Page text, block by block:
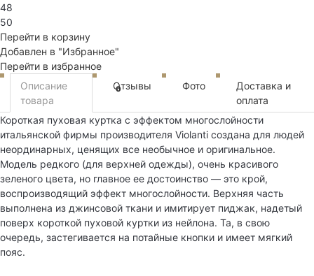
48
50
Перейти в корзину
Добавлен в "Избранное"
Перейти в избранное
Описание
товара
Отзывы
0 Фото
Доставка и
оплата
Короткая пуховая куртка с эффектом многослойности
итальянской фирмы производителя Violanti создана для людей
неординарных, ценящих все необычное и оригинальное.
Модель редкого (для верхней одежды), очень красивого
зеленого цвета, но главное ее достоинство — это крой,
воспроизводящий эффект многослойности. Верхняя часть
выполнена из джинсовой ткани и имитирует пиджак, надетый
поверх короткой пуховой куртки из нейлона. Та, в свою
очередь, застегивается на потайные кнопки и имеет мягкий
пояс.